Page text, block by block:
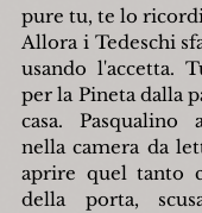
pure tu, te lo
Allora i Tedeschi
usando l'accetta.
per la Pineta dalla
casa.
nella camera da
aprire quel tanto
della porta,